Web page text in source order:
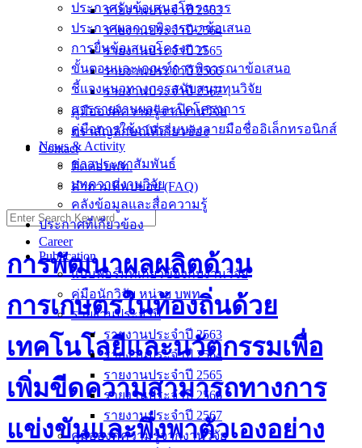
ประกาศรับข้อเสนอโครงการ
ประกาศผลการพิจารณาข้อเสนอ
การยื่นข้อเสนอโครงการ
ขั้นตอนและเกณฑ์การพิจารณาข้อเสนอ
ชี้แจงแนวทางการสนับสนุนทุนวิจัย
การรายงานผลและปิดโครงการ
คู่มือการใช้งานระบบลงลายมือชื่ออิเล็กทรอนิกส์
News & Activity
ข่าวประชาสัมพันธ์
บทความงานวิจัย
คลังข้อมูลและสื่อความรู้
ประกาศที่เกี่ยวข้อง
Career
Publication
แบบฟอร์มที่เกี่ยวข้องกับงานวิจัย
คู่มือนักวิจัย หน่วย บพท.
รายงานประจำปี
รายงานประจำปี 2563
รายงานประจำปี 2564
รายงานประจำปี 2565
รายงานประจำปี 2566
รายงานประจำปี 2567
คู่มือองค์ความรู้จากงานวิจัย
รายงานประจำปี 2563
รายงานประจำปี 2564
รายงานประจำปี 2565
รายงานประจำปี 2566
รายงานประจำปี 2567
คู่มือองค์ความรู้จากงานวิจัย
ตราสัญลักษณ์ที่เกี่ยวข้อง
Contact
ติดต่อบพท.
คำถามที่พบบ่อย (FAQ)
การพัฒนาผลผลิตด้าน
การเกษตรในท้องถิ่นด้วย
เทคโนโลยีและนวัตกรรมเพื่อ
เพิ่มขีดความสามารถทางการ
แข่งขันและพึ่งพาตัวเองอย่าง